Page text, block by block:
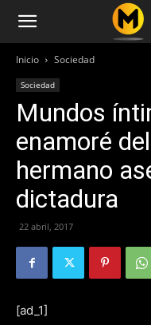
Inicio Sociedad
Sociedad
Mundos
enamoré
hermano
dictadura
22 abril, 2017
[ad_1]